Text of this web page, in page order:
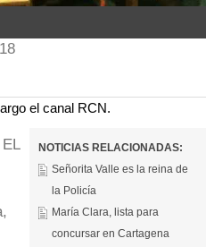
el canal RCN.
NOTICIAS RELACIONADAS:
Señorita Valle es la reina de
la Policía
María Clara, lista para
concursar en Cartagena